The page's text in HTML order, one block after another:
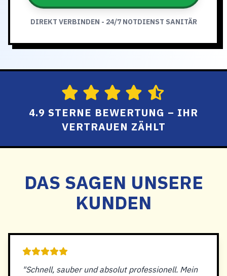
DIREKT VERBINDEN - 24/7 NOTDIENST SANITÄR
4.9 STERNE BEWERTUNG – IHR
VERTRAUEN ZÄHLT
DAS SAGEN UNSERE
KUNDEN
"Schnell, sauber und absolut professionell. Mein